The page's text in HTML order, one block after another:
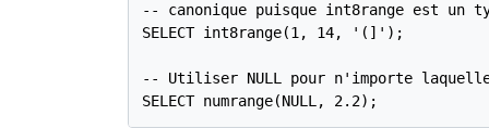
-- canonique puisque int8range est
SELECT int8range(1, 14, '(]');
-- Utiliser NULL pour n'importe